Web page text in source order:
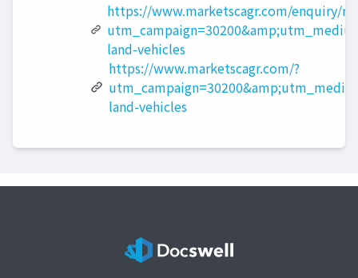
https://www.marketscagr.com/enquiry/
land-vehicles
https://www.marketscagr.com/?
land-vehicles